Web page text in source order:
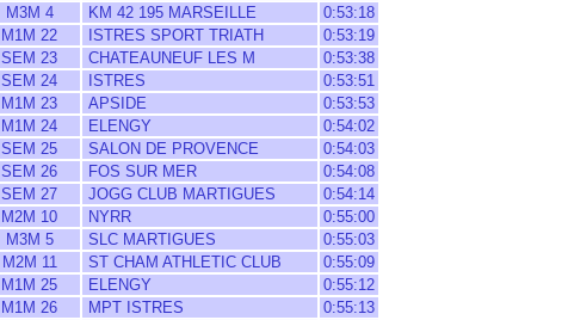
M3M 4 KM 42 195 MARSEILLE
0:53:18
M1M 22 ISTRES SPORT TRIATH
0:53:19
SEM 23 CHATEAUNEUF LES M
0:53:38
SEM 24 ISTRES
0:53:51
M1M 23 APSIDE
0:53:53
M1M 24 ELENGY
0:54:02
SEM 25 SALON DE PROVENCE
0:54:03
SEM 26 FOS SUR MER
0:54:08
SEM 27 JOGG CLUB MARTIGUES
0:54:14
M2M 10 NYRR
0:55:00
M3M 5 SLC MARTIGUES
0:55:03
M2M 11 ST CHAM ATHLETIC CLUB
0:55:09
M1M 25 ELENGY
0:55:12
M1M 26 MPT ISTRES
0:55:13